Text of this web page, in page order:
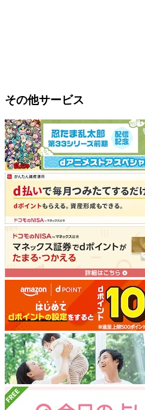
その他サービス